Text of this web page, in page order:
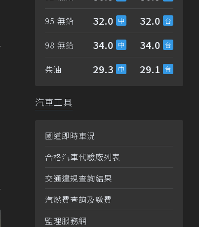
95 無鉛 32.0 32.0
98 無鉛 34.0 34.0
柴油 29.3 29.1
汽車工具
國道即時車況
合格汽車代驗廠列表
交通違規查詢結果
汽燃費查詢及繳費
監理服務網